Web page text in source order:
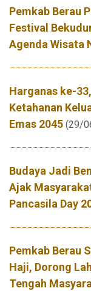
Pemkab Berau
Festival
Agenda Wisata
Harganas ke-
Ketahanan
Emas 2045 (29/
Budaya Jadi
Ajak
Pancasila Day
Pemkab Berau
Haji, Dorong
Tengah